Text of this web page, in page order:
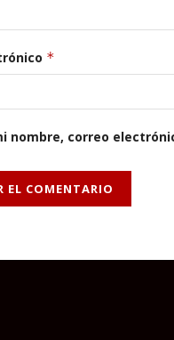
*
nombre, correo